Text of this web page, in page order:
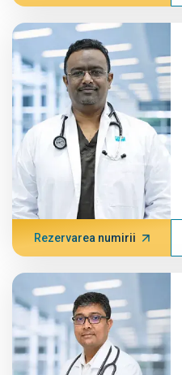
Rezervarea numirii